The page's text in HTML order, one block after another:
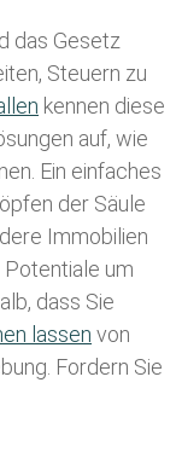
das Gesetz
Steuern zu
kennen diese
auf, wie
Ein einfaches
der Säule
Immobilien
Potentiale um
dass Sie
lassen von
Fordern Sie